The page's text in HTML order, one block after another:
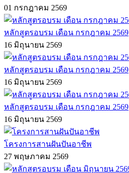
01 กรกฎาคม 2569
หลักสูตรอบรม เดือน กรกฎาคม 2569
16 มิถุนายน 2569
หลักสูตรอบรม เดือน กรกฎาคม 2569
16 มิถุนายน 2569
หลักสูตรอบรม เดือน กรกฎาคม 2569
16 มิถุนายน 2569
โครงการสานฝันปันอาชีพ
27 พฤษภาคม 2569